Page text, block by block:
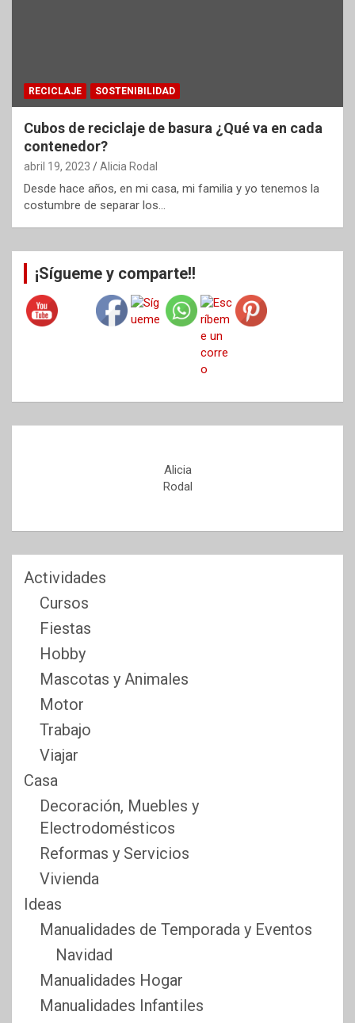
RECICLAJE SOSTENIBILIDAD
Cubos de reciclaje de basura ¿Qué va en cada
contenedor?
abril 19, 2023 Alicia Rodal
Desde hace años, en mi casa, mi familia y yo tenemos la
costumbre de separar los…
¡Sígueme y comparte!!
Alicia
Rodal
Actividades
Cursos
Fiestas
Hobby
Mascotas y Animales
Motor
Trabajo
Viajar
Casa
Decoración, Muebles y
Electrodomésticos
Reformas y Servicios
Vivienda
Ideas
Manualidades de Temporada y Eventos
Navidad
Manualidades Hogar
Manualidades Infantiles